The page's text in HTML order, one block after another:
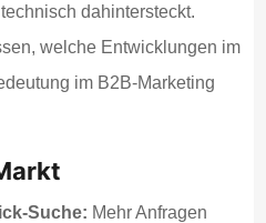
dahintersteckt.
welche Entwicklungen im
im B2B-Marketing
Suche: Mehr Anfragen